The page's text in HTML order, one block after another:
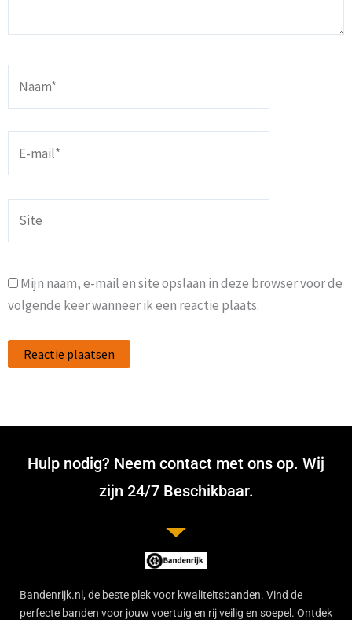
mail*
Mijn naam, e-mail en site opslaan in deze browser voor de
volgende keer wanneer ik een reactie plaats.
Hulp nodig? Neem contact met ons op. Wij
zijn 24/7 Beschikbaar.
Bandenrijk.nl, de beste plek voor kwaliteitsbanden. Vind de
perfecte banden voor jouw voertuig en rij veilig en soepel. Ontdek